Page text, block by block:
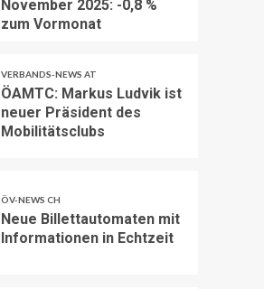
November 2025: -0,8 %
zum Vormonat
VERBANDS-NEWS AT
ÖAMTC: Markus Ludvik ist
neuer Präsident des
Mobilitätsclubs
ÖV-NEWS CH
Neue Billettautomaten mit
Informationen in Echtzeit